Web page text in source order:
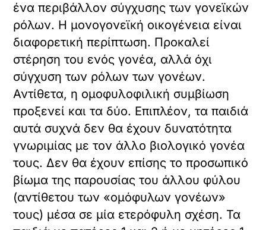
ένα περιβάλλον σύγχυσης των γονεϊκών
ρόλων. Η μονογονεϊκή οικογένεια είναι
διαφορετική περίπτωση. Προκαλεί
στέρηση του ενός γονέα, αλλά όχι
σύγχυση των ρόλων των γονέων.
Αντίθετα, η ομοφυλοφιλική συμβίωση
προξενεί και τα δύο. Επιπλέον, τα παιδιά
αυτά συχνά δεν θα έχουν δυνατότητα
γνωριμίας με τον άλλο βιολογικό γονέα
τους. Δεν θα έχουν επίσης το προσωπικό
βίωμα της παρουσίας του άλλου φύλου
(αντίθετου των «ομόφυλων γονέων»
τους) μέσα σε μία ετερόφυλη σχέση. Τα